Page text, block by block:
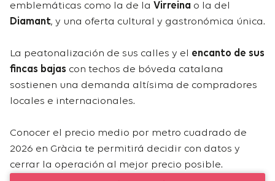
emblemáticas como la de la Virreina o la del
Diamant, y una oferta cultural y gastronómica única.
La peatonalización de sus calles y el encanto de sus
fincas bajas con techos de bóveda catalana
sostienen una demanda altísima de compradores
locales e internacionales.
Conocer el precio medio por metro cuadrado de
2026 en Gràcia te permitirá decidir con datos y
cerrar la operación al mejor precio posible.